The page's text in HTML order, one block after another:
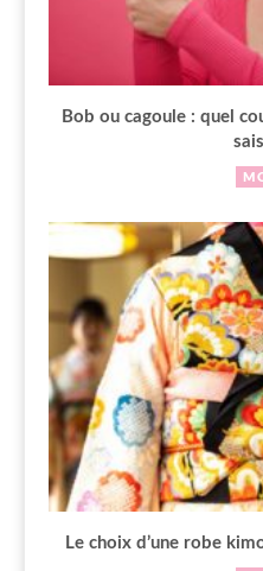
Bob ou cagoule : quel
Le choix d’une robe